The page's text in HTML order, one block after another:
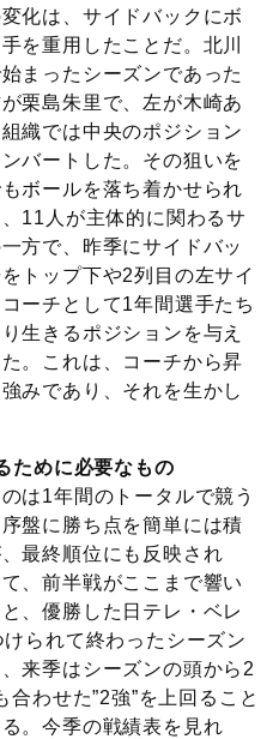
化は、サイドバックにボ
を重用したことだ。北川
まったシーズンであった
栗島朱里で、左が木崎あ
織では中央のポジション
バートした。その狙いを
ボールを落ち着かせられ
11人が主体的に関わるサ
方で、昨季にサイドバッ
トップ下や2列目の左サイ
ーチとして1年間選手たち
生きるポジションを与え
。これは、コーチから昇
みであり、それを生かし
ために必要なもの
は1年間のトータルで競う
盤に勝ち点を簡単には積
最終順位にも反映され
、前半戦がここまで響い
、優勝した日テレ・ベレ
られて終わったシーズン
来季はシーズンの頭から2
わせた”2強”を上回ること
。今季の戦績表を見れ